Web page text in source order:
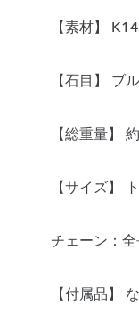
【素材】
【石目】 ブ
【総重量】
【サイズ】
チェーン：
【付属品】